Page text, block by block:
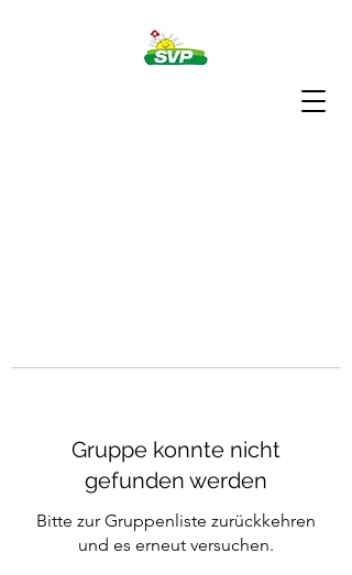
Gruppe konnte nicht
gefunden werden
Bitte zur Gruppenliste zurückkehren
und es erneut versuchen.